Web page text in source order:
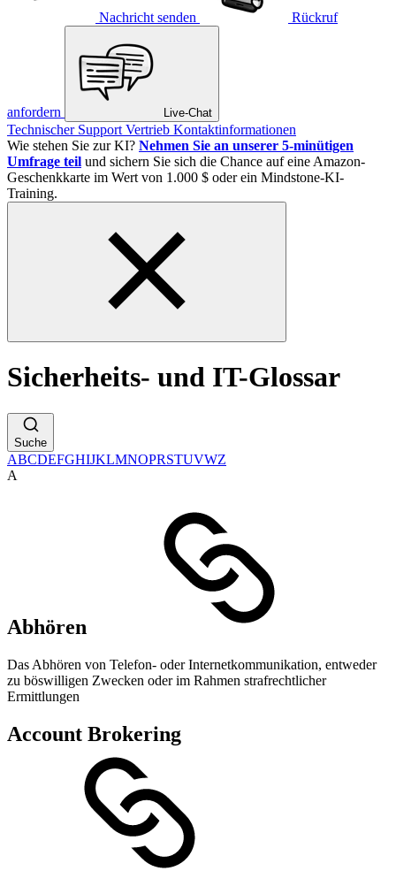
Nachricht senden Rückruf
anfordern Live-Chat
Technischer Support Vertrieb Kontaktinformationen
Wie stehen Sie zur KI? Nehmen Sie an unserer 5-minütigen
Umfrage teil und sichern Sie sich die Chance auf eine Amazon-
Geschenkkarte im Wert von 1.000 $ oder ein Mindstone-KI-
Training.
Sicherheits- und IT-Glossar
Suche
ABCDEFGHIJKLMNOPRSTUVWZ
A
Abhören
Das Abhören von Telefon- oder Internetkommunikation, entweder
zu böswilligen Zwecken oder im Rahmen strafrechtlicher
Ermittlungen
Account Brokering